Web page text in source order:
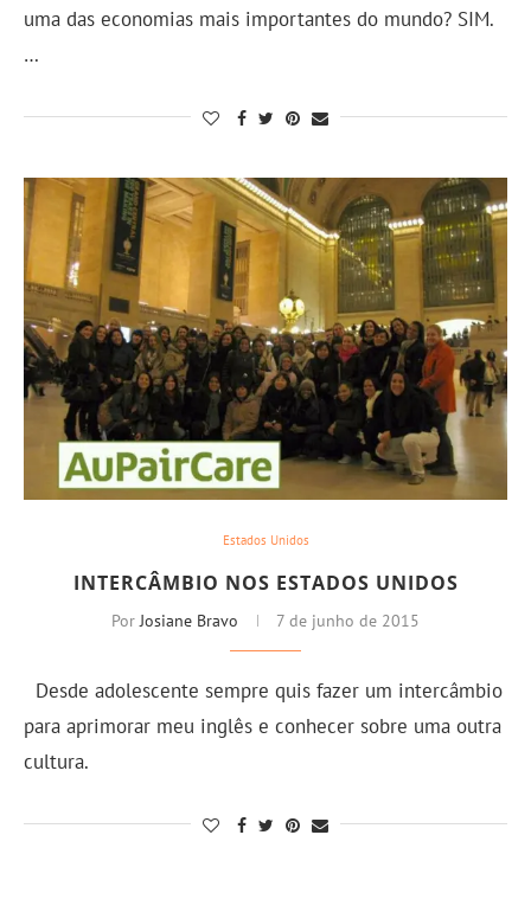
uma das economias mais importantes do mundo? SIM.
…
Estados Unidos
INTERCÂMBIO NOS ESTADOS UNIDOS
Por Josiane Bravo 7 de junho de 2015
Desde adolescente sempre quis fazer um intercâmbio
para aprimorar meu inglês e conhecer sobre uma outra
cultura.